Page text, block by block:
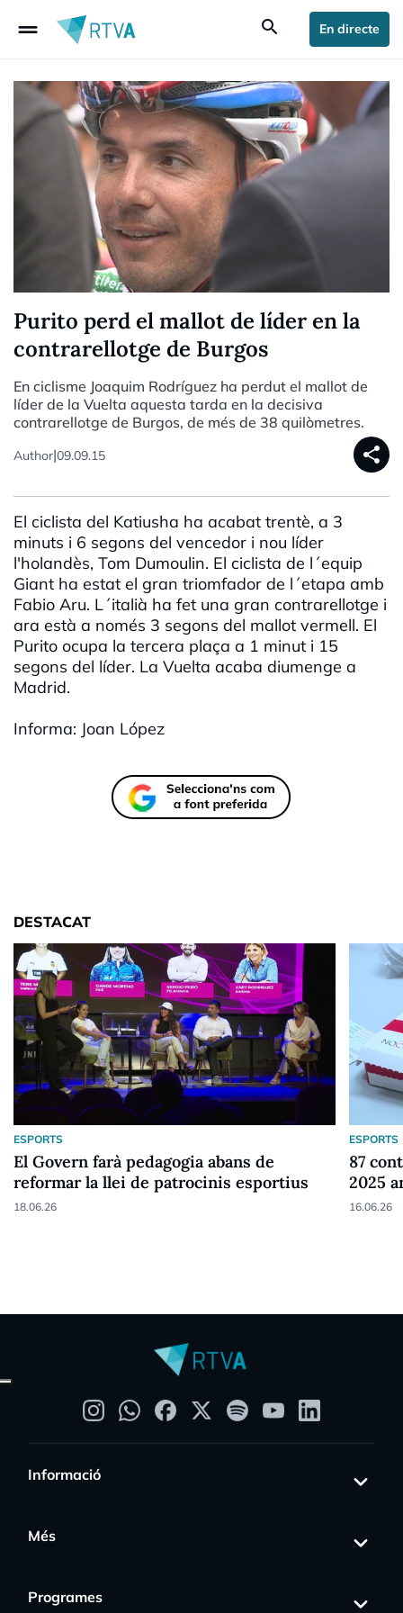
drag_handle search En directe
Purito perd el mallot de líder en la
contrarellotge de Burgos
En ciclisme Joaquim Rodríguez ha perdut el mallot de
líder de la Vuelta aquesta tarda en la decisiva
contrarellotge de Burgos, de més de 38 quilòmetres.
Author|09.09.15 share
El ciclista del Katiusha ha acabat trentè, a 3
minuts i 6 segons del vencedor i nou líder
l'holandès, Tom Dumoulin. El ciclista de l´equip
Giant ha estat el gran triomfador de l´etapa amb
Fabio Aru. L´italià ha fet una gran contrarellotge i
ara està a només 3 segons del mallot vermell. El
Purito ocupa la tercera plaça a 1 minut i 15
segons del líder. La Vuelta acaba diumenge a
Madrid.
Informa: Joan López
DESTACAT
ESPORTS
El Govern farà pedagogia abans de
reformar la llei de patrocinis esportius
18.06.26
ESPORTS
87
2025
16.06.26
Informació
Més
Programes